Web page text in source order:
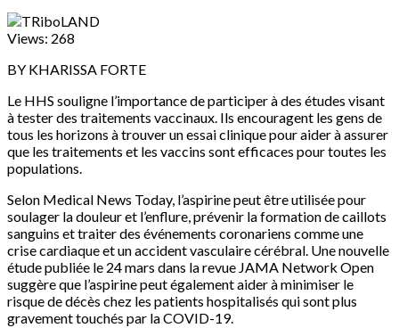
Views: 268
BY KHARISSA FORTE
Le HHS souligne l’importance de participer à des études visant
à tester des traitements vaccinaux. Ils encouragent les gens de
tous les horizons à trouver un essai clinique pour aider à assurer
que les traitements et les vaccins sont efficaces pour toutes les
populations.
Selon Medical News Today, l’aspirine peut être utilisée pour
soulager la douleur et l’enflure, prévenir la formation de caillots
sanguins et traiter des événements coronariens comme une
crise cardiaque et un accident vasculaire cérébral. Une nouvelle
étude publiée le 24 mars dans la revue JAMA Network Open
suggère que l’aspirine peut également aider à minimiser le
risque de décès chez les patients hospitalisés qui sont plus
gravement touchés par la COVID-19.